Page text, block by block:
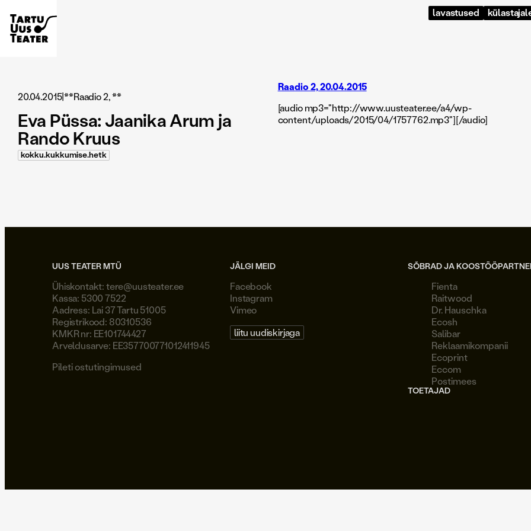
lavastused
20.04.2015|**Raadio 2, **
Eva Püssa: Jaanika Arum ja
Rando Kruus
kokku.kukkumise.hetk
Raadio 2, 20.04.2015
[audio mp3="http://www.uusteater.ee/a4/wp-
content/uploads/2015/04/1757762.mp3"][/audio]
UUS TEATER MTÜ
Ühiskontakt:tere@uusteater.ee
Kassa: 5300 7522
Aadress: Lai 37 Tartu 51005
Registrikood: 80310536
KMKR nr: EE101744427
Arveldusarve: EE357700771012411945
Pileti ostutingimused
JÄLGI MEID
Facebook
Instagram
Vimeo
liitu uudiskirjaga
SÕBRAD JA
Fienta
Raitwood
Dr. Hauschka
Ecosh
Salibar
Reklaamikompanii
Ecoprint
Eccom
Postimees
TOETAJAD